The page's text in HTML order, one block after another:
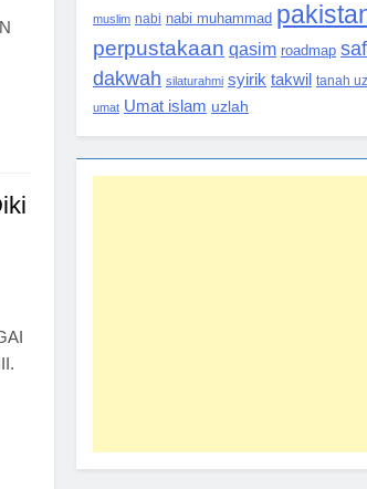
muslim nabi nabi muhammad
perpustakaan qasim roadmap
dakwah silaturahmi syirik takwil tanah
umat Umat islam uzlah